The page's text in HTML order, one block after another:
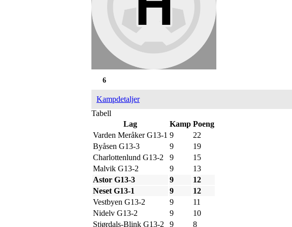
6
Kampdetaljer
Tabell
Lag
Kamp Poeng
Varden Meråker G13-1 9
22
Byåsen G13-3
9
19
Charlottenlund G13-2
9
15
Malvik G13-2
9
13
Astor G13-3
9
12
Neset G13-1
9
12
Vestbyen G13-2
9
11
Nidelv G13-2
9
10
Stjørdals-Blink G13-2
9 8